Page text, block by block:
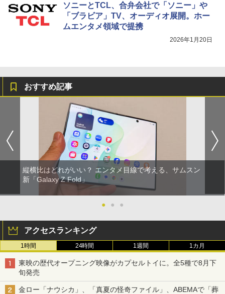
ソニーとTCL、合弁会社で「ソニー」や
「ブラビア」TV、オーディオ展開。ホー
ムエンタメ領域で提携
2026年1月20日
おすすめ記事
縦横比はどれがいい？ エンタメ目線で考える、サムスン
新「Galaxy Z Fold」
● ● ●
アクセスランキング
1時間 24時間 1週間 1カ月
東映の歴代オープニング映像がカプセルトイに。全5種で8月下
旬発売
金ロー「ナウシカ」、「真夏の怪奇ファイル」、ABEMAで「葬